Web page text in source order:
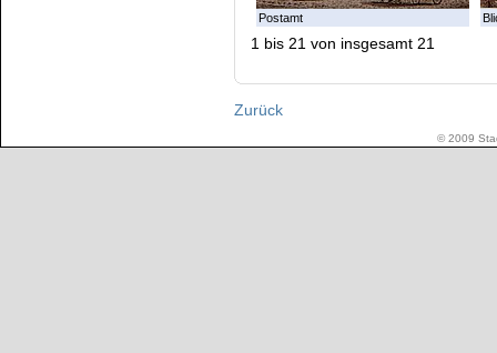
Postamt
1 bis 21 von insgesamt 21
Zurück
© 2009